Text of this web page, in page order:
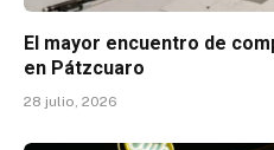
El mayor encuentro de
en Pátzcuaro
28 julio, 2026